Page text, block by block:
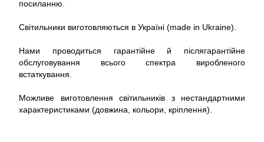
посиланню.
Світильники виготовляються в Україні (made in Ukraine).
Нами проводиться гарантійне й післягарантійне
обслуговування всього спектра виробленого
встаткування.
Можливе виготовлення світильників з нестандартними
характеристиками (довжина, кольори, кріплення).